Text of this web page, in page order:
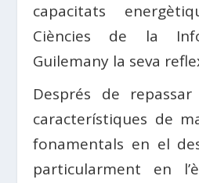
capacitats
Ciències de la
Guilemany la seva
Després de
característiques de
fonamentals en el
particularment en